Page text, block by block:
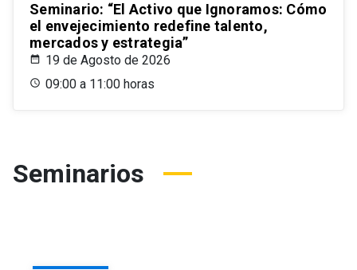
Seminario: “El Activo que Ignoramos: Cómo
el envejecimiento redefine talento,
mercados y estrategia”
19 de Agosto de 2026
09:00 a 11:00 horas
Seminarios